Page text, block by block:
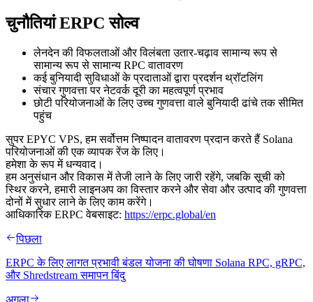
चुनौतियां ERPC सोल्व
लेनदेन की विफलताओं और विलंबता उतार-चढ़ाव सामान्य रूप से
सामान्य रूप से सामान्य RPC वातावरण
कई बुनियादी सुविधाओं के प्रदाताओं द्वारा प्रदर्शन थ्रॉटलिंग
संचार गुणवत्ता पर नेटवर्क दूरी का महत्वपूर्ण प्रभाव
छोटी परियोजनाओं के लिए उच्च गुणवत्ता वाले बुनियादी ढांचे तक सीमित
पहुंच
सुपर EPYC VPS, हम सर्वोत्तम निष्पादन वातावरण प्रदान करते हैं Solana
परियोजनाओं की एक व्यापक रेंज के लिए।
हमेशा के रूप में धन्यवाद।
हम अनुसंधान और विकास में तेजी लाने के लिए जारी रहेंगे, जबकि सूची को
स्थिर करने, हमारी लाइनअप का विस्तार करने और सेवा और उत्पाद की गुणवत्ता
दोनों में सुधार लाने के लिए काम करेंगे।
आधिकारिक ERPC वेबसाइट: https://erpc.global/en
पिछला
ERPC के लिए लागत प्रभावी बंडल योजना की घोषणा Solana RPC, gRPC,
और Shredstream समापन बिंदु
अगला